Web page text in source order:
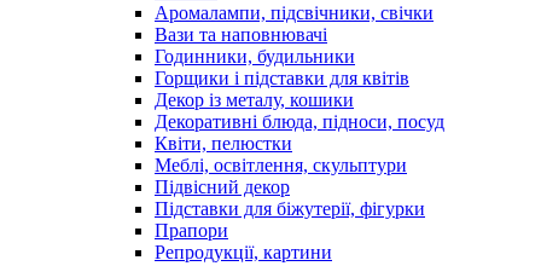
Аромалампи, підсвічники, свічки
Вази та наповнювачі
Годинники, будильники
Горщики і підставки для квітів
Декор із металу, кошики
Декоративні блюда, підноси, посуд
Квіти, пелюстки
Меблі, освітлення, скульптури
Підвісний декор
Підставки для біжутерії, фігурки
Прапори
Репродукції, картини